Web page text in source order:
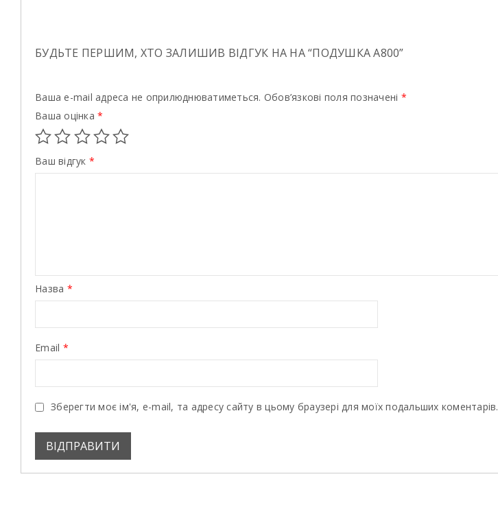
БУДЬТЕ ПЕРШИМ, ХТО ЗАЛИШИВ ВІДГУК НА НА “ПОДУШКА A800”
Ваша e-mail адреса не оприлюднюватиметься. Обов’язкові поля позначені *
Ваша оцінка *
Ваш відгук *
Назва *
Email *
Зберегти моє ім'я, e-mail, та адресу сайту в цьому браузері для моїх подальших коментарів.